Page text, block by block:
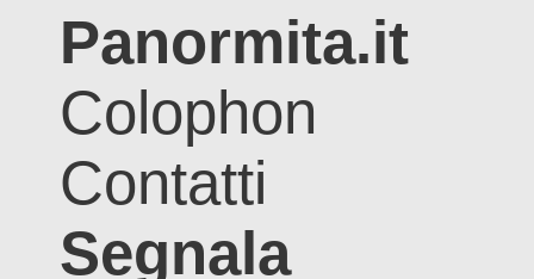
Panormita.it
Colophon
Contatti
Segnala